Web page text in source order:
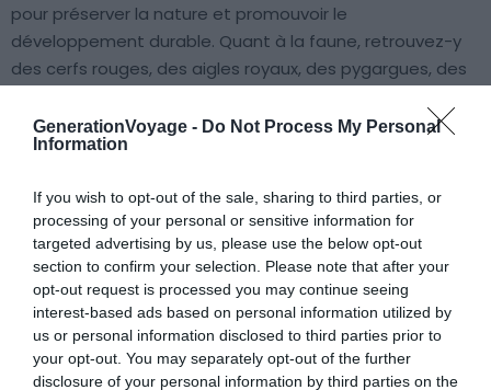
GenerationVoyage - Do Not Process My Personal
Information
If you wish to opt-out of the sale, sharing to third parties, or
processing of your personal or sensitive information for
targeted advertising by us, please use the below opt-out
section to confirm your selection. Please note that after your
opt-out request is processed you may continue seeing
interest-based ads based on personal information utilized by
us or personal information disclosed to third parties prior to
your opt-out. You may separately opt-out of the further
disclosure of your personal information by third parties on the
pour préserver la nature et promouvoir le
développement durable. Quant à la faune, retrouvez-y
des cerfs rouges, des aigles royaux, des pygargues, des
des requins pèlerins et des baleines.
Partir à l'aventure à Knoydart